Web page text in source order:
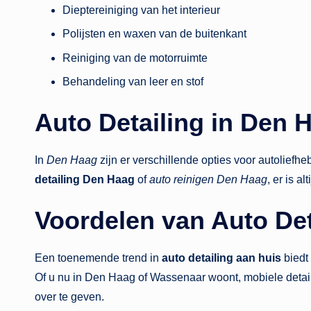
Dieptereiniging van het interieur
Polijsten en waxen van de buitenkant
Reiniging van de motorruimte
Behandeling van leer en stof
Auto Detailing in Den
In Den Haag zijn er verschillende opties voor
detailing Den Haag ofauto reinigen Den Haag, er is
Voordelen van Auto
Een toenemende trend in auto detailing aan huis
Of u nu in Den Haag of Wassenaar woont, mobiele
over te geven.